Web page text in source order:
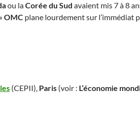
ou laCorée du Sud avaient mis 7 à 8
OMC plane lourdement sur l’immédiat
(CEPII), Paris (voir : L’économie